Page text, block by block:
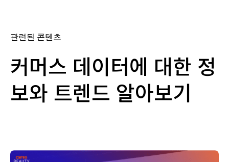
관련된 콘텐츠
커머스 데이터에 대한 정
보와 트렌드 알아보기